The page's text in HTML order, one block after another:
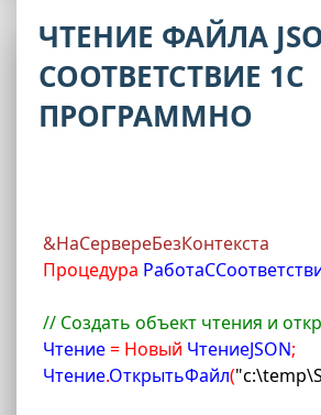
ЧТЕНИЕ ФАЙЛА
СООТВЕТСТВИЕ 1С
ПРОГРАММНО
&НаСервереБезКонтекста
Процедура
// Создать объект чтения и
Чтение = Новый ЧтениеJSON;
Чтение.ОткрытьФайл(